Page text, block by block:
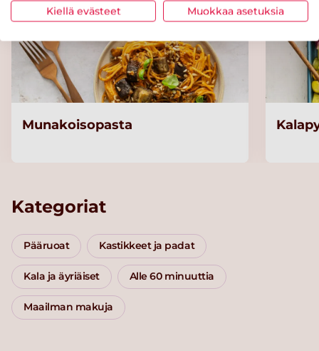
Munakoisopasta
Kategoriat
Pääruoat Kastikkeet ja padat
Kala ja äyriäiset Alle 60 minuuttia
Maailman makuja
Kiellä evästeet Muokkaa asetuksia